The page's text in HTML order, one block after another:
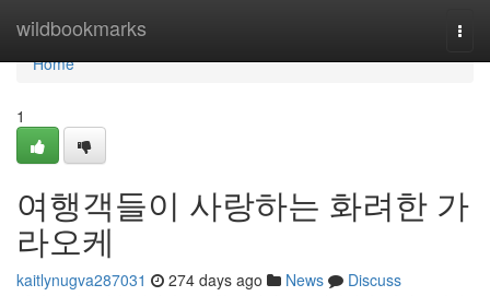
wildbookmarks
Home
Home
1
여행객들이 사랑하는 화려한 가
라오케
kaitlynugva287031 274 days ago News
Discuss